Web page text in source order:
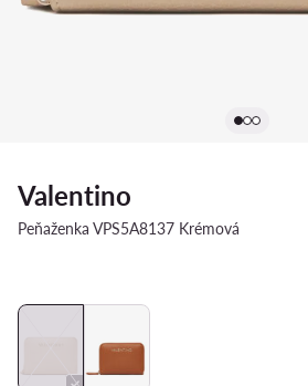
Valentino
Peňaženka VPS5A8137 Krémová